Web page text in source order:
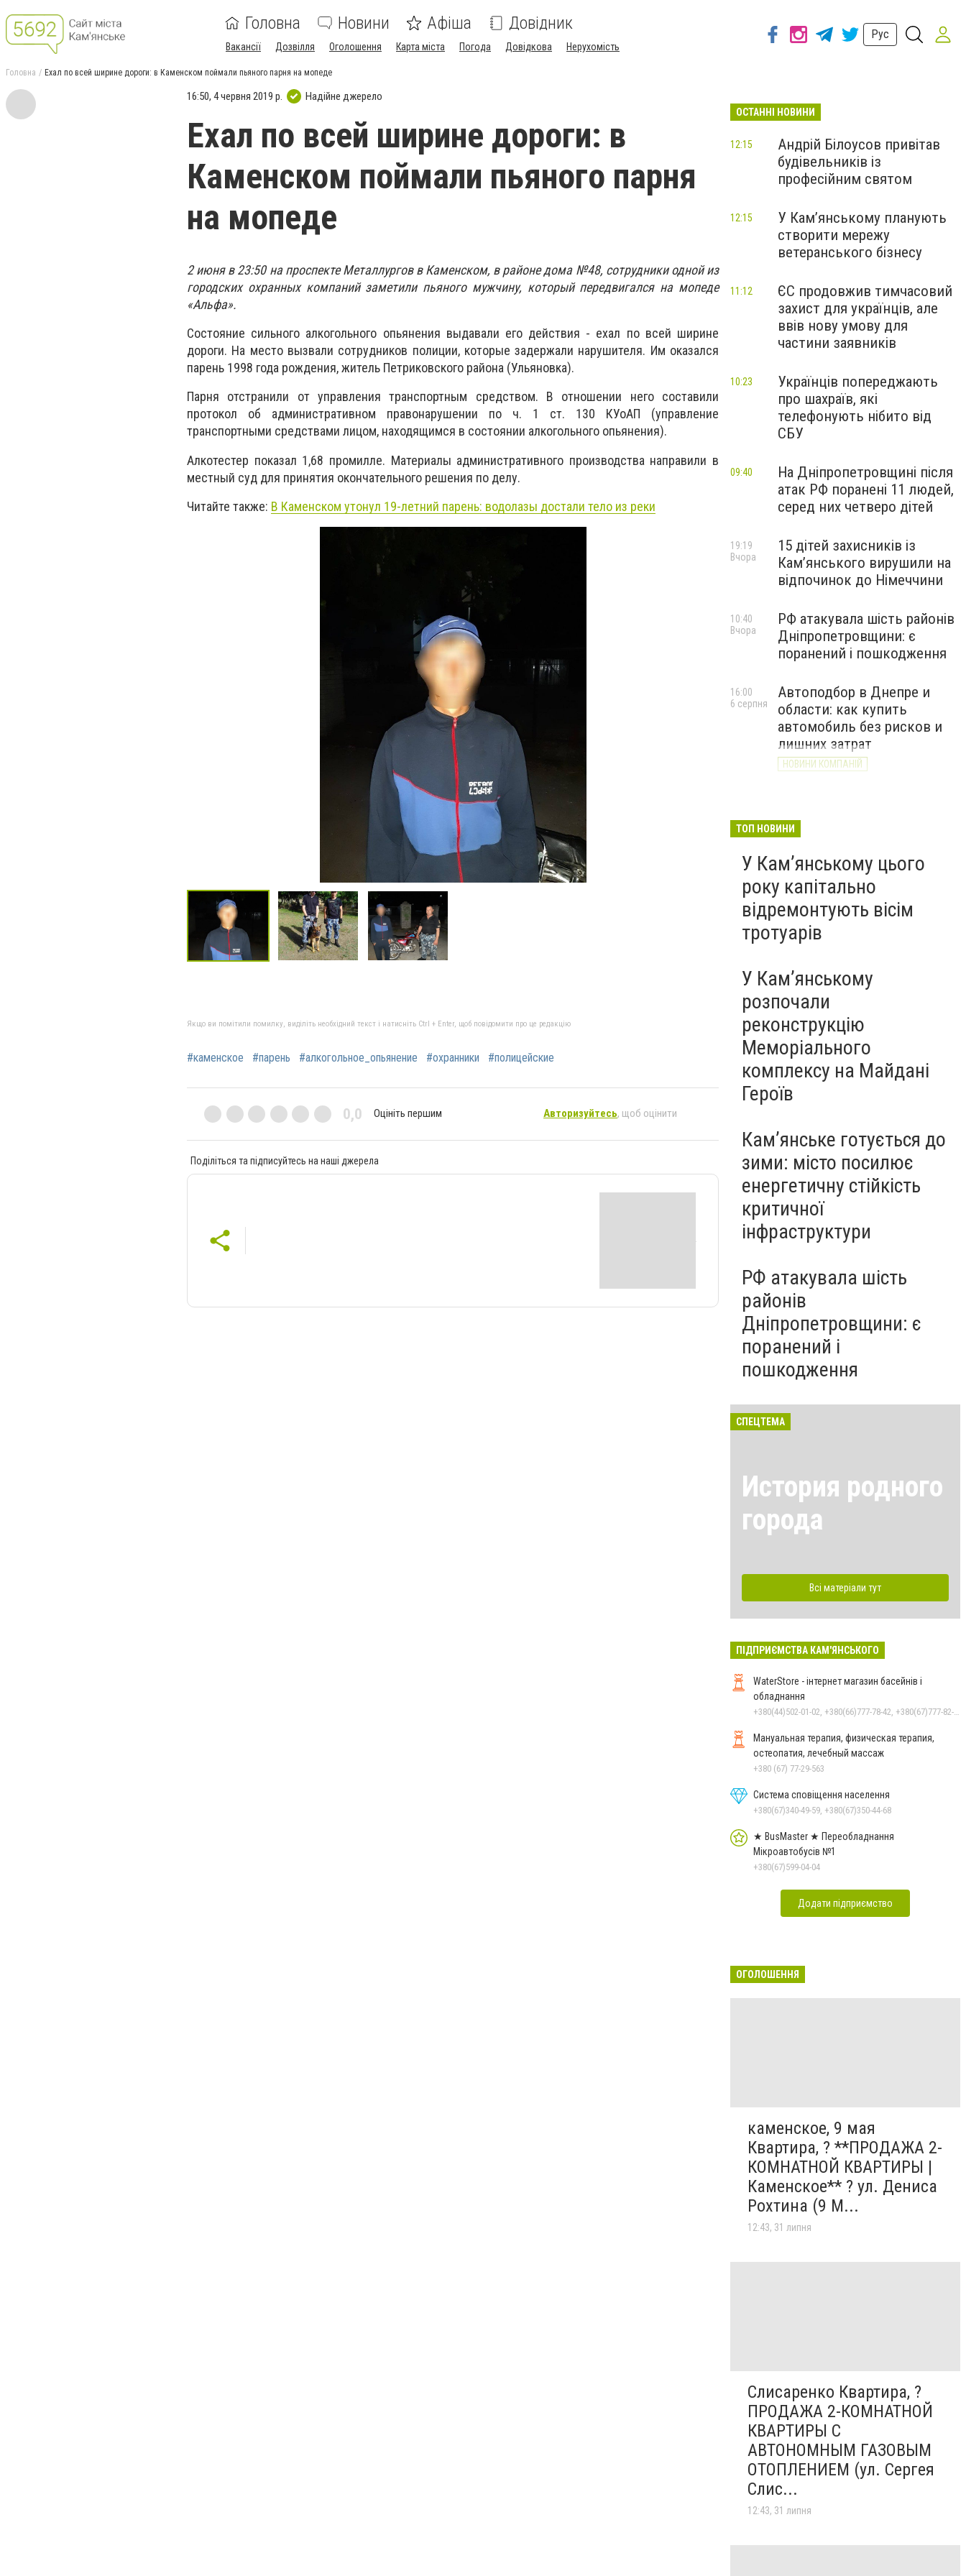
Головна Новини Афіша Довідник
Вакансії Дозвілля Оголошення Карта міста Погода Довідкова Нерухомість
Рус
Головна Ехал по всей ширине дороги: в Каменском поймали пьяного парня на мопеде
16:50, 4 червня 2019 р. Надійне джерело
Ехал по всей ширине дороги: в
Каменском поймали пьяного парня
на мопеде
2 июня в 23:50 на проспекте Металлургов в Каменском, в районе дома №48, сотрудники одной из
городских охранных компаний заметили пьяного мужчину, который передвигался на мопеде
«Альфа».
Состояние сильного алкогольного опьянения выдавали его действия - ехал по всей ширине
дороги. На место вызвали сотрудников полиции, которые задержали нарушителя. Им оказался
парень 1998 года рождения, житель Петриковского района (Ульяновка).
Парня отстранили от управления транспортным средством. В отношении него составили
протокол об административном правонарушении по ч. 1 ст. 130 КУоАП (управление
транспортными средствами лицом, находящимся в состоянии алкогольного опьянения).
Алкотестер показал 1,68 промилле. Материалы административного производства направили в
местный суд для принятия окончательного решения по делу.
Читайте также: В Каменском утонул 19-летний парень: водолазы достали тело из реки
Якщо ви помітили помилку, виділіть необхідний текст і натисніть Ctrl + Enter, щоб повідомити про це редакцію
#каменское #парень #алкогольное_опьянение #охранники #полицейские
0,0 Оцініть першим Авторизуйтесь, щоб оцінити
Поділіться та підписуйтесь на наші джерела
ОСТАННІ НОВИНИ
Андрій Білоусов привітав
будівельників із
професійним святом
12:15
У Кам’янському планують
створити мережу
ветеранського бізнесу
12:15
ЄС продовжив тимчасовий
захист для українців, але
ввів нову умову для
частини заявників
11:12
Українців попереджають
про шахраїв, які
телефонують нібито від
СБУ
10:23
На Дніпропетровщині після
атак РФ поранені 11 людей,
серед них четверо дітей
09:40
15 дітей захисників із
Кам’янського вирушили на
відпочинок до Німеччини
19:19
Вчора
РФ атакувала шість районів
Дніпропетровщини: є
поранений і пошкодження
10:40
Вчора
Автоподбор в Днепре и
области: как купить
автомобиль без рисков и
лишних затрат
НОВИНИ КОМПАНІЙ
16:00
6 серпня
ТОП НОВИНИ
У Кам’янському цього
року капітально
відремонтують вісім
тротуарів
У Кам’янському
розпочали
реконструкцію
Меморіального
комплексу на Майдані
Героїв
Кам’янське готується до
зими: місто посилює
енергетичну стійкість
критичної
інфраструктури
РФ атакувала шість
районів
Дніпропетровщини: є
поранений і
пошкодження
СПЕЦТЕМА
История родного
города
Всі матеріали тут
ПІДПРИЄМСТВА КАМ'ЯНСЬКОГО
WaterStore - інтернет магазин басейнів і
обладнання
Мануальная терапия, физическая терапия,
остеопатия, лечебный массаж
+380 (67) 77-29-563
Система сповіщення населення
+380(67)340-49-59, +380(67)350-44-68
★ BusMaster ★ Переобладнання
Мікроавтобусів №1
+380(67)599-04-04
Додати підприємство
ОГОЛОШЕННЯ
каменское, 9 мая
Квартира, ? **ПРОДАЖА 2-
КОМНАТНОЙ КВАРТИРЫ |
Каменское** ? ул. Дениса
Рохтина (9 М...
12:43, 31 липня
Слисаренко Квартира, ?
ПРОДАЖА 2-КОМНАТНОЙ
КВАРТИРЫ С
АВТОНОМНЫМ ГАЗОВЫМ
ОТОПЛЕНИЕМ (ул. Сергея
Слис...
12:43, 31 липня